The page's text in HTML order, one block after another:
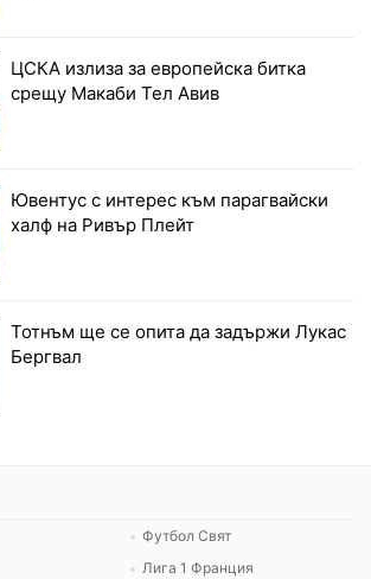
ЦСКА излиза за европейска битка
срещу Макаби Тел Авив
Ювентус с интерес към парагвайски
халф на Ривър Плейт
Тотнъм ще се опита да задържи Лукас
Бергвал
Футбол Свят
Лига 1 Франция